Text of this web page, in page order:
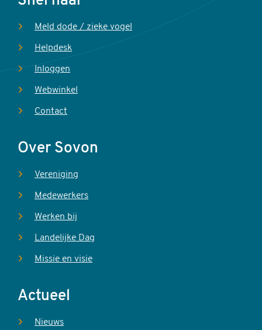
Meld dode / zieke vogel
Helpdesk
Inloggen
Webwinkel
Contact
Over Sovon
Vereniging
Medewerkers
Werken bij
Landelijke Dag
Missie en visie
Actueel
Nieuws